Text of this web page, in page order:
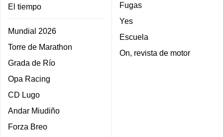
El tiempo
Mundial 2026
Torre de Marathon
Grada de Río
Opa Racing
CD Lugo
Andar Miudiño
Forza Breo
Fugas
Yes
Escuela
On, revista de motor